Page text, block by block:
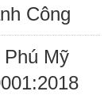
Công
Phú Mỹ